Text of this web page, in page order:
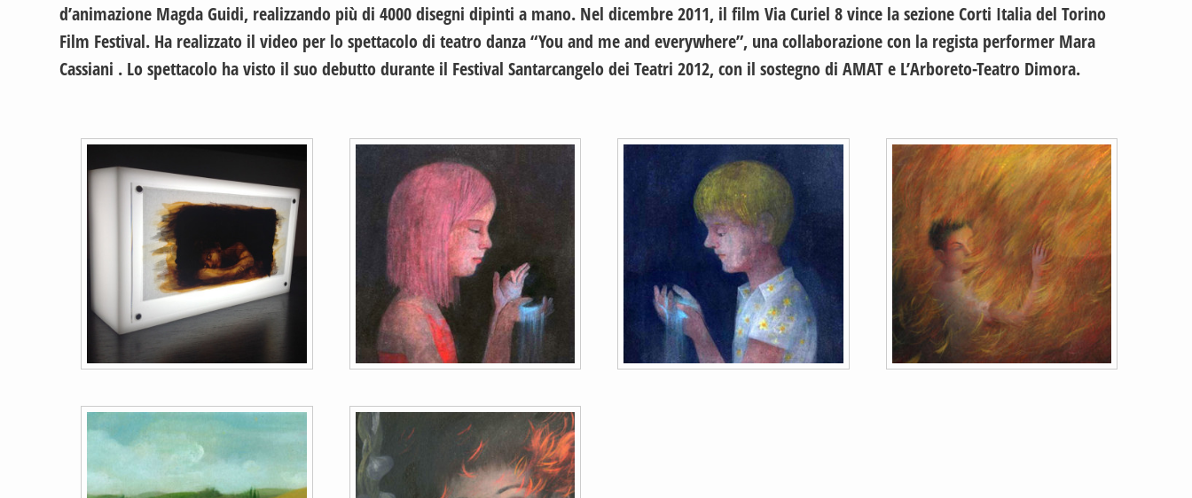
d’animazione Magda Guidi, realizzando più di 4000 disegni dipinti a mano. Nel dicembre 2011, il film Via Curiel 8 vince la sezione Corti Italia del Torino
Film Festival. Ha realizzato il video per lo spettacolo di teatro danza “You and me and everywhere”, una collaborazione con la regista performer Mara
Cassiani . Lo spettacolo ha visto il suo debutto durante il Festival Santarcangelo dei Teatri 2012, con il sostegno di AMAT e L’Arboreto-Teatro Dimora.